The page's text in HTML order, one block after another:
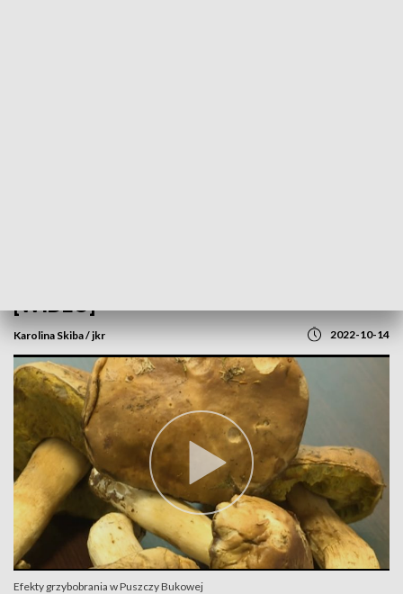
[WIDEO]
Karolina Skiba / jkr 2022-10-14
Efekty grzybobrania w Puszczy Bukowej